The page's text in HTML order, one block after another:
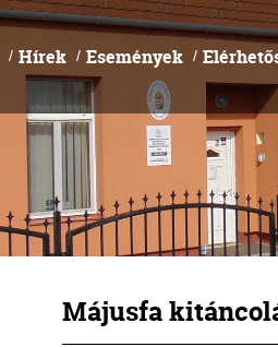
/ Hírek / Események /
Májusfa